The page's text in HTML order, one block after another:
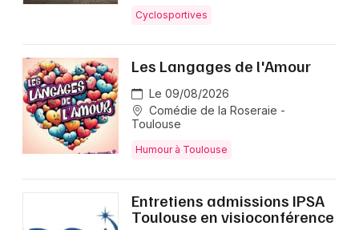
Cyclosportives
Les Langages de l'Amour
Le 09/08/2026
Comédie de la Roseraie -
Toulouse
Humour à Toulouse
Entretiens admissions IPSA
Toulouse en visioconférence